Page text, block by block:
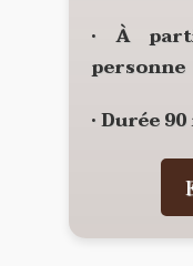
• À
personne
• Durée